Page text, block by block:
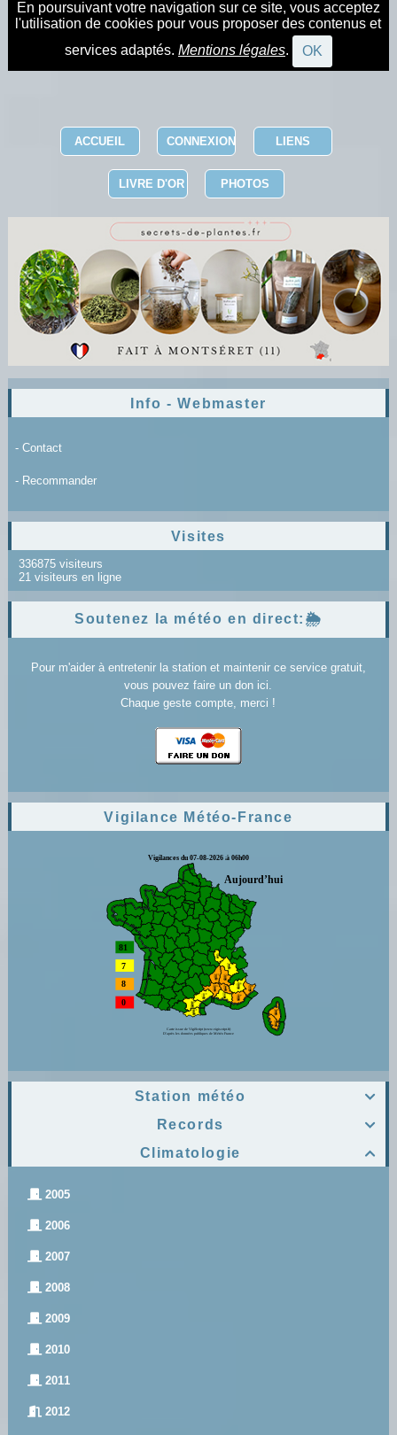
En poursuivant votre navigation sur ce site, vous acceptez
l'utilisation de cookies pour vous proposer des contenus et
services adaptés. Mentions légales. OK
ACCUEIL CONNEXION LIENS
LIVRE D'OR PHOTOS
Info - Webmaster
- Contact
- Recommander
Visites
336875 visiteurs
21 visiteurs en ligne
Soutenez la météo en direct:🌦️
Pour m'aider à entretenir la station et maintenir ce service gratuit,
vous pouvez faire un don ici.
Chaque geste compte, merci !
Vigilance Météo-France

Station météo

Records

Climatologie
2005
2006
2007
2008
2009
2010
2011
2012